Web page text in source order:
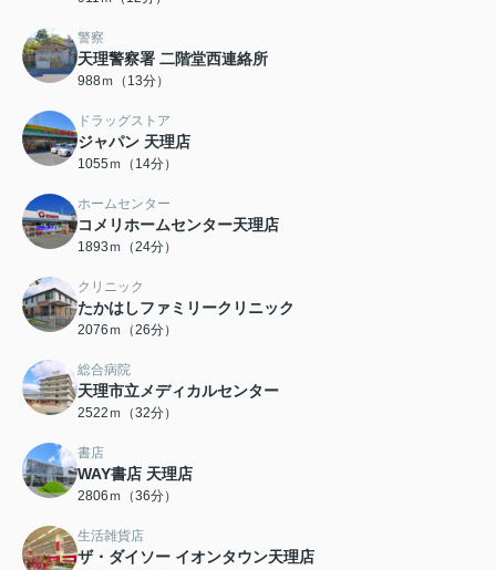
警察
天理警察署 二階堂西連絡所
988ｍ（13分）
ドラッグストア
ジャパン 天理店
1055ｍ（14分）
ホームセンター
コメリホームセンター天理店
1893ｍ（24分）
クリニック
たかはしファミリークリニック
2076ｍ（26分）
総合病院
天理市立メディカルセンター
2522ｍ（32分）
書店
WAY書店 天理店
2806ｍ（36分）
生活雑貨店
ザ・ダイソー イオンタウン天理店